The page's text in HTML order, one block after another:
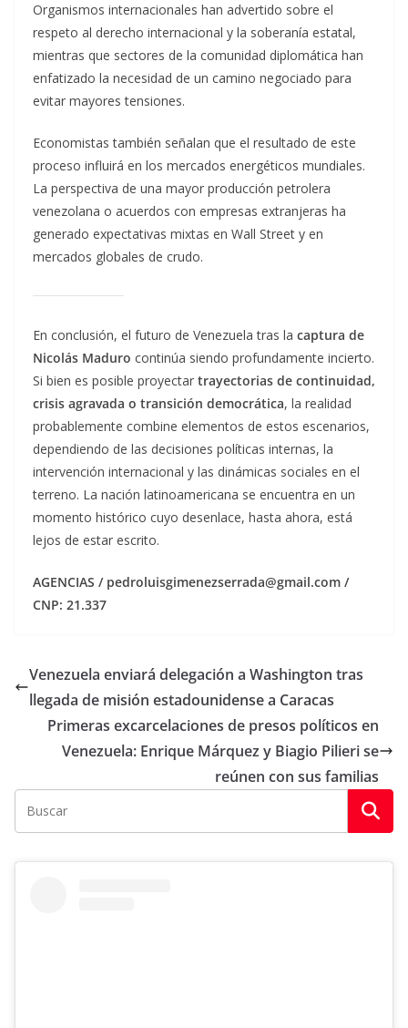
Organismos internacionales han advertido sobre el
respeto al derecho internacional y la soberanía estatal,
mientras que sectores de la comunidad diplomática han
enfatizado la necesidad de un camino negociado para
evitar mayores tensiones.
Economistas también señalan que el resultado de este
proceso influirá en los mercados energéticos mundiales.
La perspectiva de una mayor producción petrolera
venezolana o acuerdos con empresas extranjeras ha
generado expectativas mixtas en Wall Street y en
mercados globales de crudo.
En conclusión, el futuro de Venezuela tras la captura de
Nicolás Maduro continúa siendo profundamente incierto.
Si bien es posible proyectar trayectorias de continuidad,
crisis agravada o transición democrática, la realidad
probablemente combine elementos de estos escenarios,
dependiendo de las decisiones políticas internas, la
intervención internacional y las dinámicas sociales en el
terreno. La nación latinoamericana se encuentra en un
momento histórico cuyo desenlace, hasta ahora, está
lejos de estar escrito.
AGENCIAS / pedroluisgimenezserrada@gmail.com /
CNP: 21.337
Venezuela enviará delegación a Washington tras
llegada de misión estadounidense a Caracas
Primeras excarcelaciones de presos políticos en
Venezuela: Enrique Márquez y Biagio Pilieri se
reúnen con sus familias